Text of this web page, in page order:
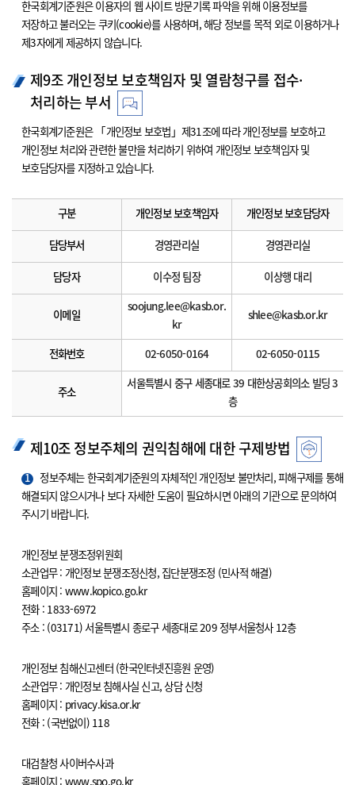
한국회계기준원은 이용자의 웹 사이트 방문기록 파악을 위해 이용정보를
저장하고 불러오는 쿠키(cookie)를 사용하며, 해당 정보를 목적 외로 이용하거나
제3자에게 제공하지 않습니다.
제9조 개인정보 보호책임자 및 열람청구를 접수·
처리하는 부서
한국회계기준원은 「개인정보 보호법」제31조에 따라 개인정보를 보호하고
개인정보 처리와 관련한 불만을 처리하기 위하여 개인정보 보호책임자 및
보호담당자를 지정하고 있습니다.
구분 개인정보 보호책임자 개인정보 보호담당자
담당부서 경영관리실 경영관리실
담당자 이수정 팀장 이상행 대리
이메일
soojung.lee@kasb.or.
kr
shlee@kasb.or.kr
전화번호 02-6050-0164 02-6050-0115
주소
서울특별시 중구 세종대로 39 대한상공회의소 빌딩 3
층
제10조 정보주체의 권익침해에 대한 구제방법
1
정보주체는 한국회계기준원의 자체적인 개인정보 불만처리, 피해구제를 통해
해결되지 않으시거나 보다 자세한 도움이 필요하시면 아래의 기관으로 문의하여
주시기 바랍니다.
개인정보 분쟁조정위원회
소관업무 : 개인정보 분쟁조정신청, 집단분쟁조정 (민사적 해결)
홈페이지 : www.kopico.go.kr
전화 : 1833-6972
주소 : (03171) 서울특별시 종로구 세종대로 209 정부서울청사 12층
개인정보 침해신고센터 (한국인터넷진흥원 운영)
소관업무 : 개인정보 침해사실 신고, 상담 신청
홈페이지 : privacy.kisa.or.kr
전화 : (국번없이) 118
대검찰청 사이버수사과
홈페이지 : www.spo.go.kr